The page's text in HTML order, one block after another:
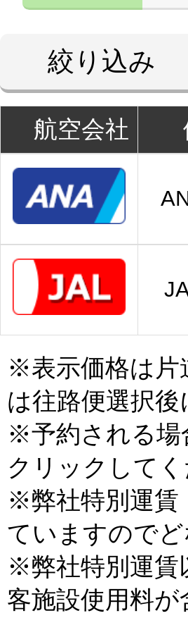
絞り込み
航空会社
※表示価格は片
は往路便選択
※予約される場
クリックして
※弊社特別運賃
ていますので
※弊社特別運賃
客施設使用料